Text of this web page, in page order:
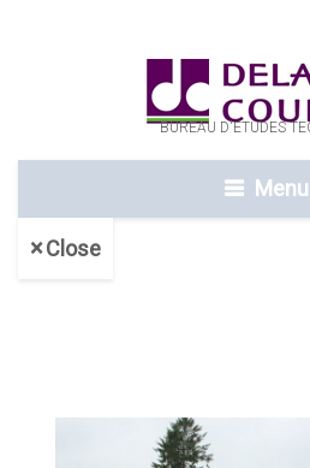
BUREAU D'ETUDES
Menu
Close